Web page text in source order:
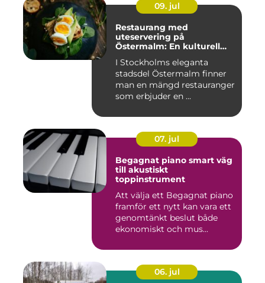
09. jul
Restaurang med
uteservering på
Östermalm: En kulturell
I Stockholms eleganta
stadsdel Östermalm finner
man en mängd restauranger
som erbjuder en ...
07. jul
Begagnat piano smart väg
till akustiskt
toppinstrument
Att välja ett Begagnat piano
framför ett nytt kan vara ett
genomtänkt beslut både
ekonomiskt och mus...
06. jul